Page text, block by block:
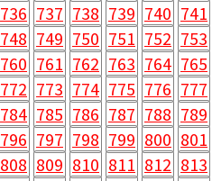
736 737 738 739 740 741
748 749 750 751 752 753
760 761 762 763 764 765
772 773 774 775 776 777
784 785 786 787 788 789
796 797 798 799 800 801
808 809 810 811 812 813